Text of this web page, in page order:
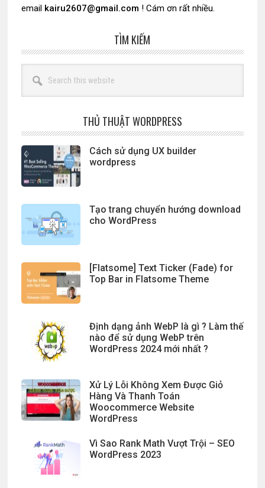
email kairu2607@gmail.com ! Cám ơn rất nhiều.
TÌM KIẾM
this
website
THỦ THUẬT WORDPRESS
Cách sử dụng UX builder
wordpress
Tạo trang chuyển hướng download
cho WordPress
[Flatsome] Text Ticker (Fade) for
Top Bar in Flatsome Theme
Định dạng ảnh WebP là gì ? Làm thế
nào để sử dụng WebP trên
WordPress 2024 mới nhất ?
Xử Lý Lỗi Không Xem Được Giỏ
Hàng Và Thanh Toán
Woocommerce Website
WordPress
Vì Sao Rank Math Vượt Trội – SEO
WordPress 2023